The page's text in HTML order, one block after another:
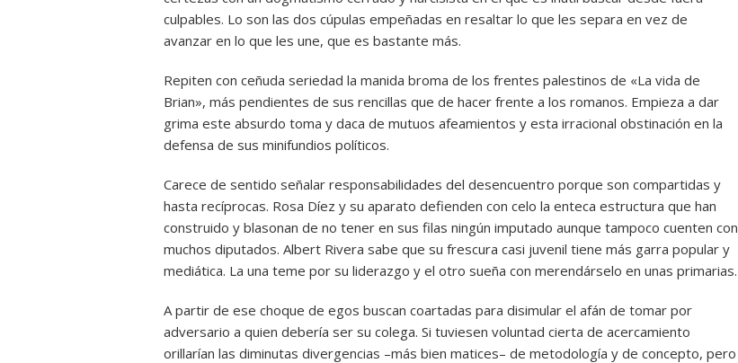
culpables. Lo son las dos cúpulas empeñadas en resaltar lo que les separa en vez de
avanzar en lo que les une, que es bastante más.
Repiten con ceñuda seriedad la manida broma de los frentes palestinos de «La vida de
Brian», más pendientes de sus rencillas que de hacer frente a los romanos. Empieza a dar
grima este absurdo toma y daca de mutuos afeamientos y esta irracional obstinación en la
defensa de sus minifundios políticos.
Carece de sentido señalar responsabilidades del desencuentro porque son compartidas y
hasta recíprocas. Rosa Díez y su aparato defienden con celo la enteca estructura que han
construido y blasonan de no tener en sus filas ningún imputado aunque tampoco cuenten con
muchos diputados. Albert Rivera sabe que su frescura casi juvenil tiene más garra popular y
mediática. La una teme por su liderazgo y el otro sueña con merendárselo en unas primarias.
A partir de ese choque de egos buscan coartadas para disimular el afán de tomar por
adversario a quien debería ser su colega. Si tuviesen voluntad cierta de acercamiento
orillarían las diminutas divergencias –más bien matices– de metodología y de concepto, pero